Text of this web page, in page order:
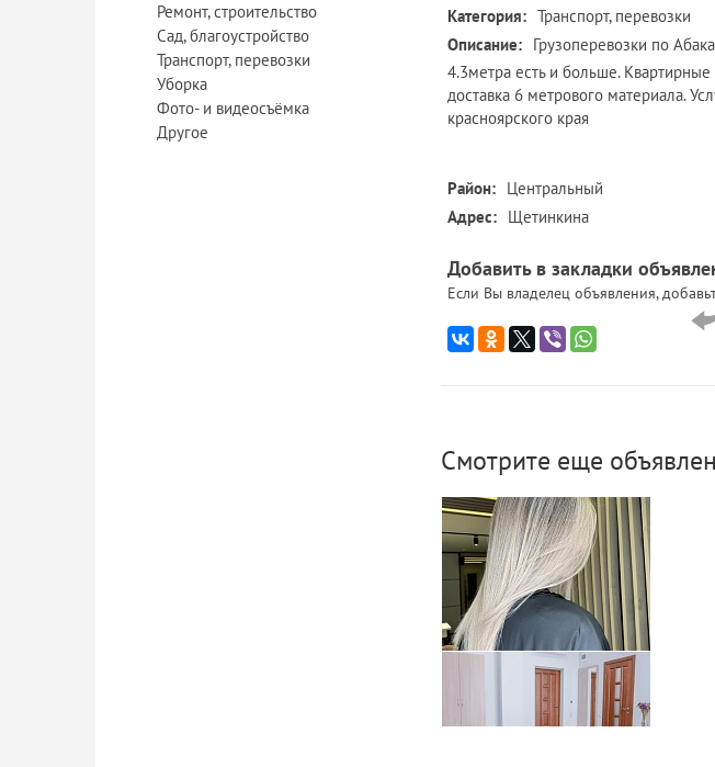
Ремонт, строительство
Сад, благоустройство
Транспорт, перевозки
Уборка
Фото- и видеосъёмка
Другое
Категория: Транспорт, перевозки
Описание: Грузоперевозки по
4.3метра есть и больше.
доставка 6 метрового материала.
красноярского края
Район: Центральный
Адрес: Щетинкина
Добавить в закладки
Если Вы владелец объявления,
Смотрите еще
Колорист парикмахер